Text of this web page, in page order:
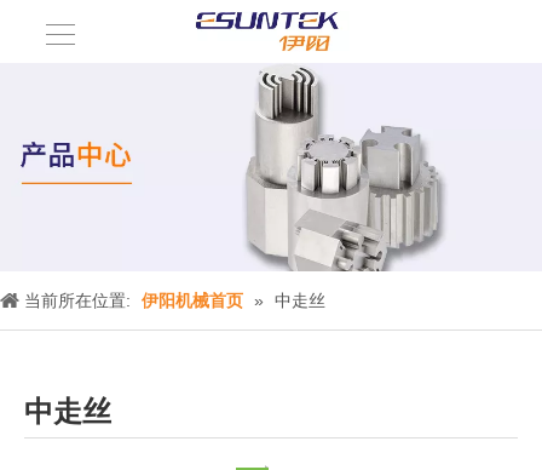
当前所在位置: 伊阳机械首页 » 中走丝
中走丝